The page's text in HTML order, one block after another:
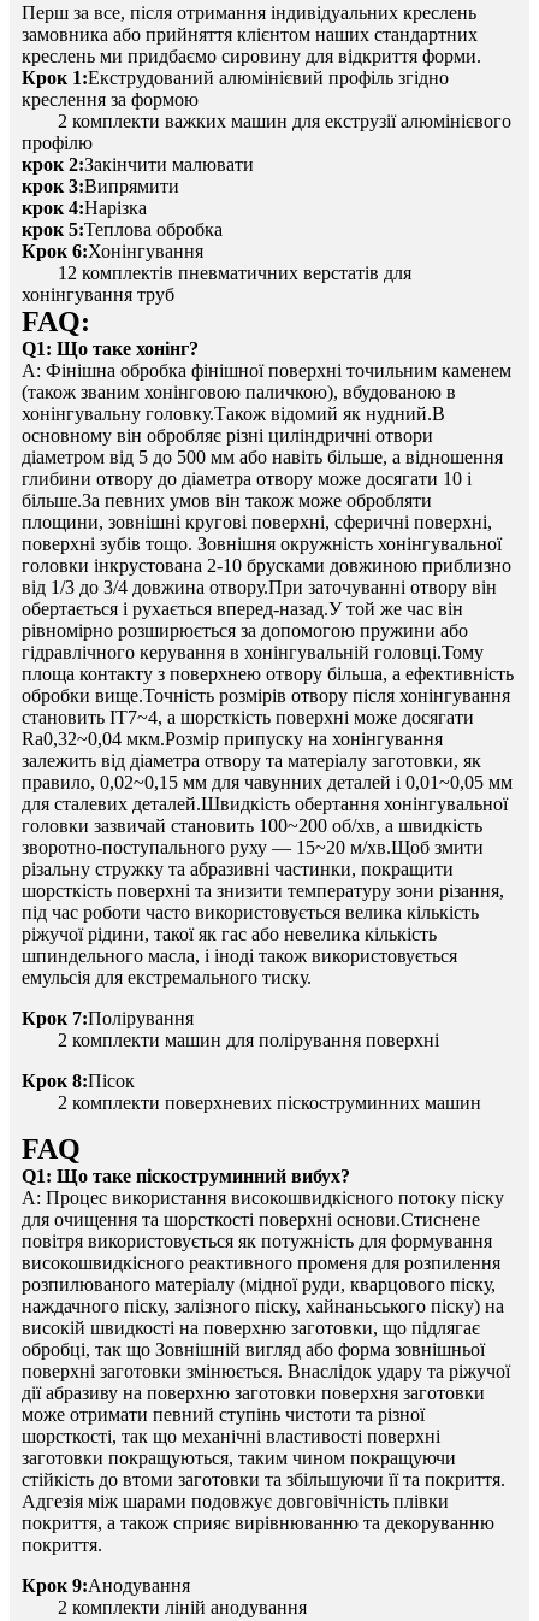
Перш за все, після отримання індивідуальних креслень
замовника або прийняття клієнтом наших стандартних
креслень ми придбаємо сировину для відкриття форми.
Крок 1:Екструдований алюмінієвий профіль згідно
креслення за формою
2 комплекти важких машин для екструзії алюмінієвого
профілю
крок 2:Закінчити малювати
крок 3:Випрямити
крок 4:Нарізка
крок 5:Теплова обробка
Крок 6:Хонінгування
12 комплектів пневматичних верстатів для
хонінгування труб
FAQ:
Q1: Що таке хонінг?
A: Фінішна обробка фінішної поверхні точильним каменем
(також званим хонінговою паличкою), вбудованою в
хонінгувальну головку.Також відомий як нудний.В
основному він обробляє різні циліндричні отвори
діаметром від 5 до 500 мм або навіть більше, а відношення
глибини отвору до діаметра отвору може досягати 10 і
більше.За певних умов він також може обробляти
площини, зовнішні кругові поверхні, сферичні поверхні,
поверхні зубів тощо. Зовнішня окружність хонінгувальної
головки інкрустована 2-10 брусками довжиною приблизно
від 1/3 до 3/4 довжина отвору.При заточуванні отвору він
обертається і рухається вперед-назад.У той же час він
рівномірно розширюється за допомогою пружини або
гідравлічного керування в хонінгувальній головці.Тому
площа контакту з поверхнею отвору більша, а ефективність
обробки вище.Точність розмірів отвору після хонінгування
становить IT7~4, а шорсткість поверхні може досягати
Ra0,32~0,04 мкм.Розмір припуску на хонінгування
залежить від діаметра отвору та матеріалу заготовки, як
правило, 0,02~0,15 мм для чавунних деталей і 0,01~0,05 мм
для сталевих деталей.Швидкість обертання хонінгувальної
головки зазвичай становить 100~200 об/хв, а швидкість
зворотно-поступального руху — 15~20 м/хв.Щоб змити
різальну стружку та абразивні частинки, покращити
шорсткість поверхні та знизити температуру зони різання,
під час роботи часто використовується велика кількість
ріжучої рідини, такої як гас або невелика кількість
шпиндельного масла, і іноді також використовується
емульсія для екстремального тиску.
Крок 7:Полірування
2 комплекти машин для полірування поверхні
Крок 8:Пісок
2 комплекти поверхневих піскоструминних машин
FAQ
Q1: Що таке піскоструминний вибух?
A: Процес використання високошвидкісного потоку піску
для очищення та шорсткості поверхні основи.Стиснене
повітря використовується як потужність для формування
високошвидкісного реактивного променя для розпилення
розпилюваного матеріалу (мідної руди, кварцового піску,
наждачного піску, залізного піску, хайнаньського піску) на
високій швидкості на поверхню заготовки, що підлягає
обробці, так що Зовнішній вигляд або форма зовнішньої
поверхні заготовки змінюється. Внаслідок удару та ріжучої
дії абразиву на поверхню заготовки поверхня заготовки
може отримати певний ступінь чистоти та різної
шорсткості, так що механічні властивості поверхні
заготовки покращуються, таким чином покращуючи
стійкість до втоми заготовки та збільшуючи її та покриття.
Адгезія між шарами подовжує довговічність плівки
покриття, а також сприяє вирівнюванню та декоруванню
покриття.
Крок 9:Анодування
2 комплекти ліній анодування